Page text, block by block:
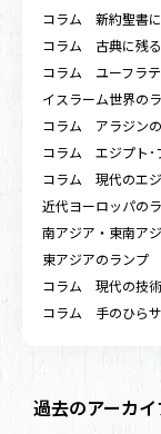
コラム 新約聖書
コラム 古典に残
コラム ユーフラ
イスラーム世界の
コラム アラジン
コラム エジプト･
コラム 現代のエ
近代ヨーロッパの
南アジア・東南ア
東アジアのランプ
コラム 現代の技
コラム 手のひらサ
過去のアーカイ